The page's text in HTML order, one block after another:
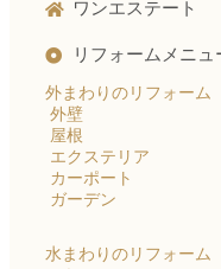
ワンエステート
リフォームメニュ
外まわりのリフォーム
外壁
屋根
エクステリア
カーポート
ガーデン
水まわりのリフォーム